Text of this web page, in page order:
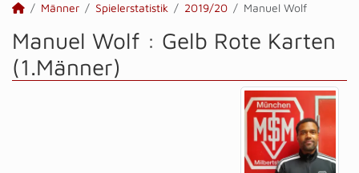
Männer Spielerstatistik 2019/20 Manuel Wolf
Manuel Wolf : Gelb Rote Karten
(1.Männer)